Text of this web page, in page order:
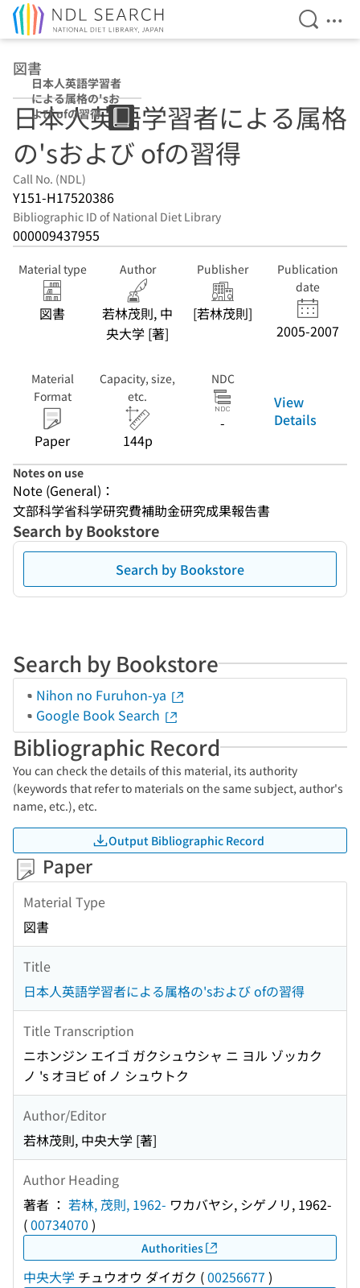
Open
図書
日本人英語学習者
による属格の'sお
よび ofの習得
日本人英語学習者による属格
の'sおよび ofの習得
Call No. (NDL)
Y151-H17520386
Bibliographic ID of National Diet Library
000009437955
Material type
図書
Author
若林茂則, 中
央大学 [著]
Publisher
[若林茂則]
Publication
date
2005-2007
Material
Format
Paper
Capacity, size,
etc.
144p
NDC
-
View
Details
Notes on use
Note (General)：
文部科学省科学研究費補助金研究成果報告書
Search by Bookstore
Search by Bookstore
Search by Bookstore
Nihon no Furuhon-ya
Google Book Search
Bibliographic Record
You can check the details of this material, its authority
(keywords that refer to materials on the same subject, author's
name, etc.), etc.
Output Bibliographic Record
Paper
Material Type
図書
Title
日本人英語学習者による属格の'sおよび ofの習得
Title Transcription
ニホンジン エイゴ ガクシュウシャ ニ ヨル ゾッカク
ノ 's オヨビ of ノ シュウトク
Author/Editor
若林茂則, 中央大学 [著]
Author Heading
著者 ： 若林, 茂則, 1962- ワカバヤシ, シゲノリ, 1962-
(00734070 )
Authorities
中央大学 チュウオウ ダイガク (00256677 )